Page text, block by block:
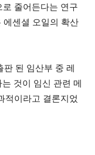
줄어든다는 연구
센셜 오일의 확산
판 된 임산부 중 레
것이 임신 관련 메
적이라고 결론지었